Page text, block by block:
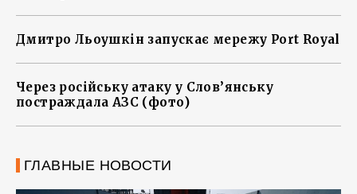
Дмитро Льоушкін запускає мережу Port Royal
Через російську атаку у Слов’янську
постраждала АЗС (фото)
ГЛАВНЫЕ НОВОСТИ